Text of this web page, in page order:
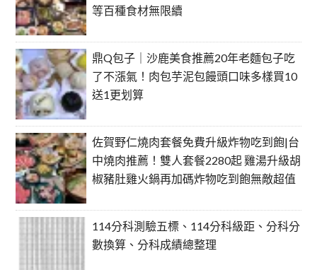
等百種食材無限續
鼎Q包子｜沙鹿美食推薦20年老麵包子吃
了不漲氣！肉包芋泥包饅頭口味多樣買10
送1更划算
佐賀野仁燒肉套餐免費升級炸物吃到飽|台
中燒肉推薦！雙人套餐2280起 雞湯升級胡
椒豬肚雞火鍋再加碼炸物吃到飽無敵超值
114分科測驗五標、114分科級距、分科分
數換算、分科成績總整理